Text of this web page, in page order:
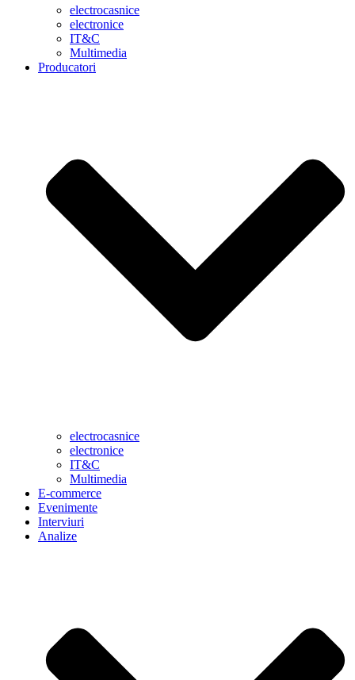
electrocasnice
electronice
IT&C
Multimedia
Producatori
electrocasnice
electronice
IT&C
Multimedia
E-commerce
Evenimente
Interviuri
Analize